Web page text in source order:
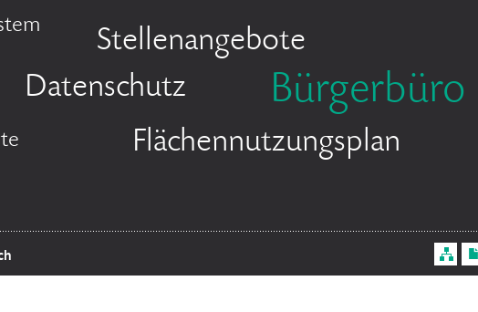
Stellenangebote
Datenschutz Bürgerbüro
Flächennutzungsplan